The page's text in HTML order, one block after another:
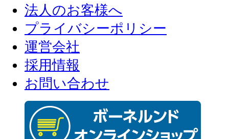
法人のお客様へ
プライバシーポリシー
運営会社
採用情報
お問い合わせ